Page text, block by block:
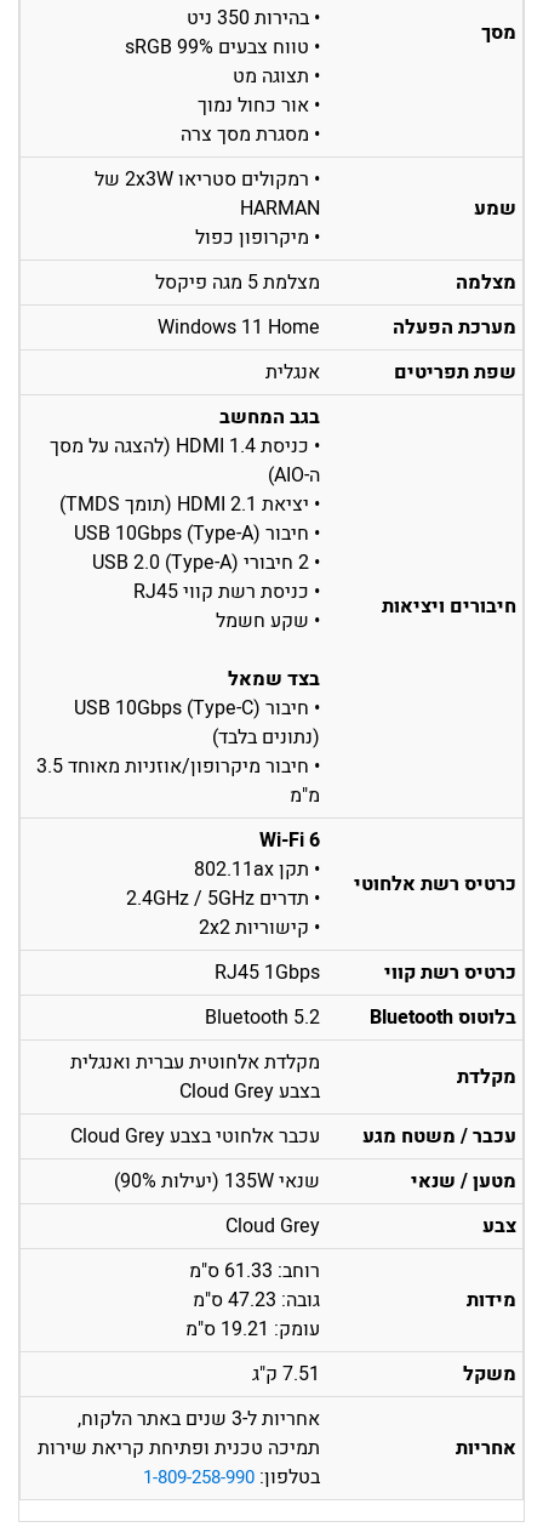
מסך
• בהירות 350 ניט
• טווח צבעים 99% sRGB
• תצוגה מט
• אור כחול נמוך
• מסגרת מסך צרה
שמע
• רמקולים סטריאו 2x3W של
HARMAN
• מיקרופון כפול
מצלמה
מצלמת 5 מגה פיקסל
מערכת הפעלה
Windows 11 Home
שפת תפריטים
אנגלית
חיבורים ויציאות
בגב המחשב
• כניסת HDMI 1.4 (להצגה על מסך
ה-AIO)
• יציאת HDMI 2.1 (תומך TMDS)
• חיבור USB 10Gbps (Type-A)
• 2 חיבורי USB 2.0 (Type-A)
• כניסת רשת קווי RJ45
• שקע חשמל
בצד שמאל
• חיבור USB 10Gbps (Type-C)
(נתונים בלבד)
• חיבור מיקרופון/אוזניות מאוחד 3.5
מ"מ
כרטיס רשת אלחוטי
Wi-Fi 6
• תקן 802.11ax
• תדרים 2.4GHz / 5GHz
• קישוריות 2x2
כרטיס רשת קווי
RJ45 1Gbps
בלוטוס Bluetooth
Bluetooth 5.2
מקלדת
מקלדת אלחוטית עברית ואנגלית
בצבע Cloud Grey
עכבר / משטח מגע
עכבר אלחוטי בצבע Cloud Grey
מטען / שנאי
שנאי 135W (יעילות 90%)
צבע
Cloud Grey
מידות
רוחב: 61.33 ס"מ
גובה: 47.23 ס"מ
עומק: 19.21 ס"מ
משקל
7.51 ק"ג
אחריות
אחריות ל-3 שנים באתר הלקוח,
תמיכה טכנית ופתיחת קריאת שירות
בטלפון: 1-809-258-990